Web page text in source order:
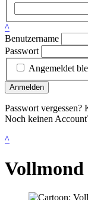
^
Benutzername
Passwort
Angemeldet
Anmelden
Passwort vergessen?
Noch keinen
^
Vollmond